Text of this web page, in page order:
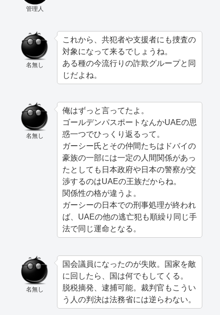
管理人
名無し
これから、共犯者や支援者にも捜査の
対象になって来るでしょうね。
ある種の今流行りの詐欺グループと同
じだよね。
名無し
俺はずっと言ってたよ。
ゴールデンパスポートなんかUAEの思
惑一つでひっくり返るって。
ガーシー氏とその仲間たちはドバイの
豪族の一部には一定の人間関係があっ
たとしても日本政府や日本の警察が交
渉するのはUAEの王族だからね。
関係性の格が違うよ。
ガーシーの日本での刑事処理が終われ
ば、UAEの他の逃亡犯も順繰り同じ手
法で同じ運命となる。
名無し
国会議員になったのが失敗。国家を敵
に回したら、国は何でもしてくる。
脱税摘発、逮捕可能。裁判官もこうい
う人の判決は法務省には逆らわない。